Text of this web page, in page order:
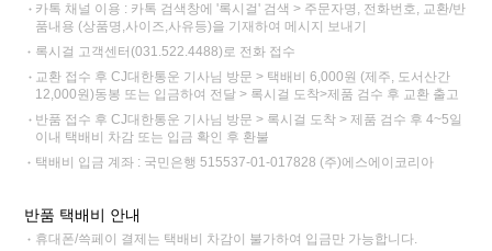
카톡 채널 이용 : 카톡 검색창에 '록시걸' 검색 > 주문자명, 전화번호, 교환/반
품내용 (상품명,사이즈,사유등)을 기재하여 메시지 보내기
록시걸 고객센터(031.522.4488)로 전화 접수
교환 접수 후 CJ대한통운 기사님 방문 > 택배비 6,000원 (제주, 도서산간
12,000원)동봉 또는 입금하여 전달 > 록시걸 도착>제품 검수 후 교환 출고
반품 접수 후 CJ대한통운 기사님 방문 > 록시걸 도착 > 제품 검수 후 4~5일
이내 택배비 차감 또는 입금 확인 후 환불
택배비 입금 계좌 : 국민은행 515537-01-017828 (주)에스에이코리아
반품 택배비 안내
휴대폰/쓱페이 결제는 택배비 차감이 불가하여 입금만 가능합니다.